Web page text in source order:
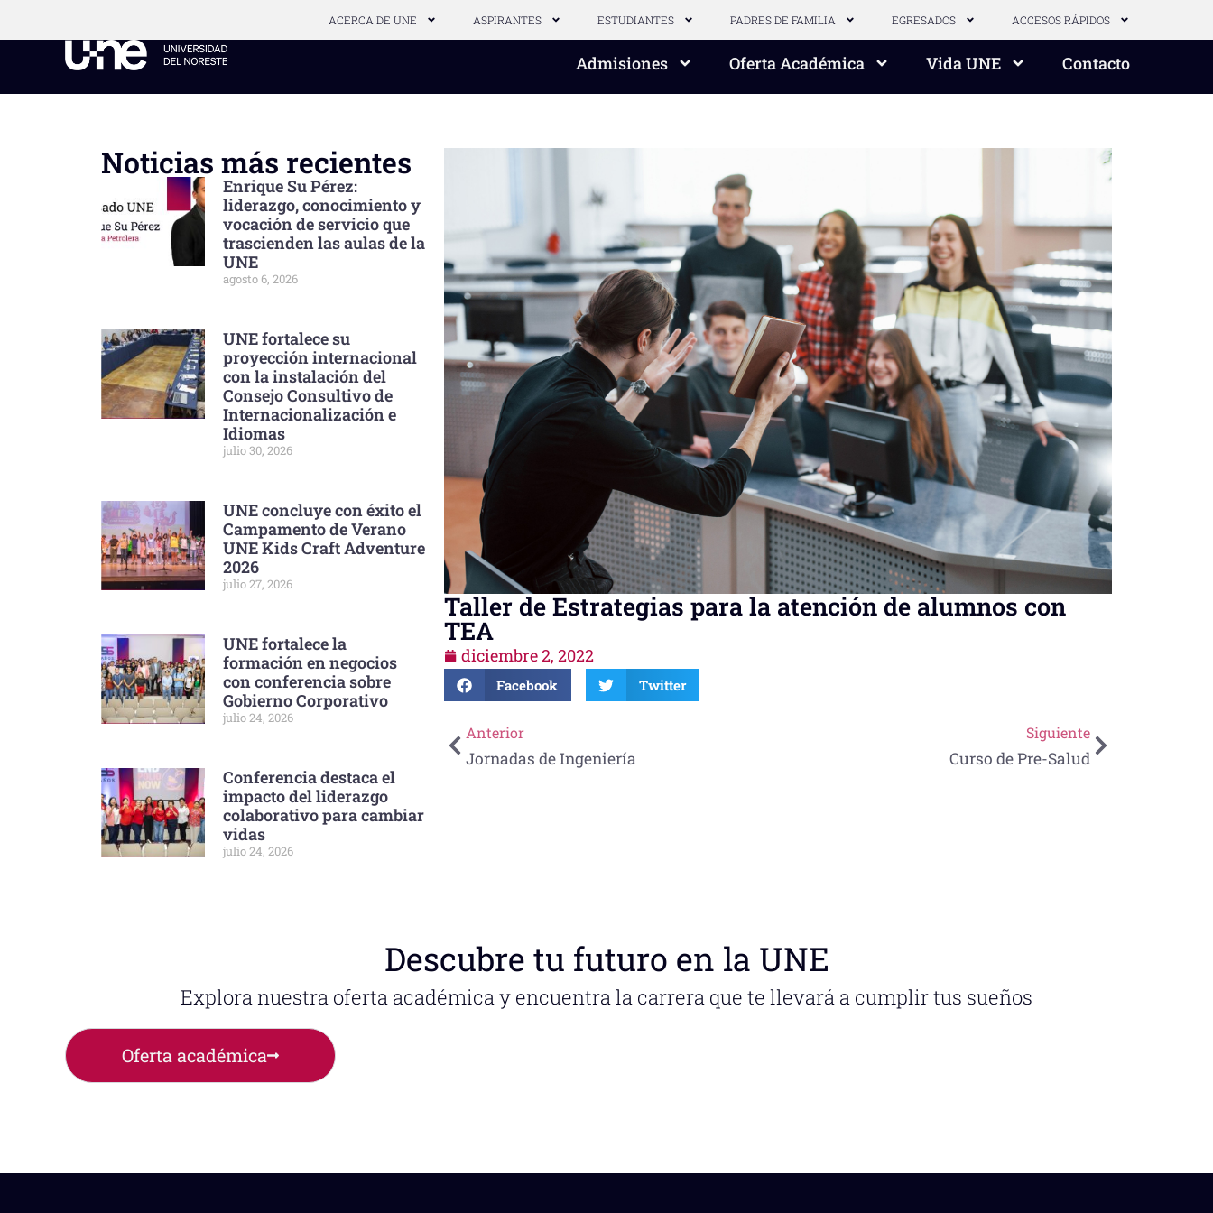
ACERCA DE UNE ASPIRANTES ESTUDIANTES PADRES DE FAMILIA EGRESADOS ACCESOS RÁPIDOS
Admisiones Oferta Académica Vida UNE Contacto
Noticias más recientes
Enrique Su Pérez:
liderazgo, conocimiento y
vocación de servicio que
trascienden las aulas de la
UNE
agosto 6, 2026
UNE fortalece su
proyección internacional
con la instalación del
Consejo Consultivo de
Internacionalización e
Idiomas
julio 30, 2026
UNE concluye con éxito el
Campamento de Verano
UNE Kids Craft Adventure
2026
julio 27, 2026
UNE fortalece la
formación en negocios
con conferencia sobre
Gobierno Corporativo
julio 24, 2026
Conferencia destaca el
impacto del liderazgo
colaborativo para cambiar
vidas
julio 24, 2026
Taller de Estrategias para la atención de alumnos con
TEA
diciembre 2, 2022
Facebook Twitter
Anterior
Jornadas de Ingeniería
Siguiente
Curso de Pre-Salud
Descubre tu futuro en la UNE
Explora nuestra oferta académica y encuentra la carrera que te llevará a cumplir tus sueños
Oferta académica